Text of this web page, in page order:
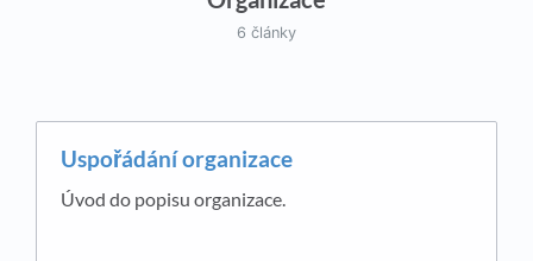
6 články
Uspořádání organizace
Úvod do popisu organizace.